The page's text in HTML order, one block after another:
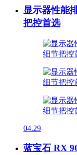
显示器性能
把控首选
04.29
蓝宝石 RX